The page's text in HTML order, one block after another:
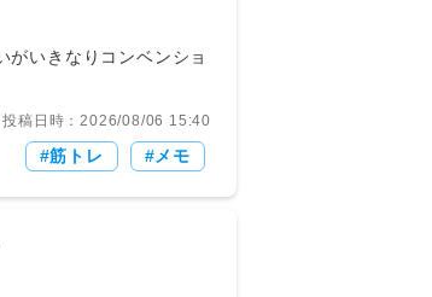
投稿日時：2026/08/06 15:40
筋トレ メモ